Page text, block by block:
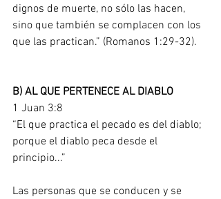
dignos de muerte, no sólo las hacen,
sino que también se complacen con los
que las practican.” (Romanos 1:29-32).
B) AL QUE PERTENECE AL DIABLO
1 Juan 3:8
“El que practica el pecado es del diablo;
porque el diablo peca desde el
principio...”
Las personas que se conducen y se